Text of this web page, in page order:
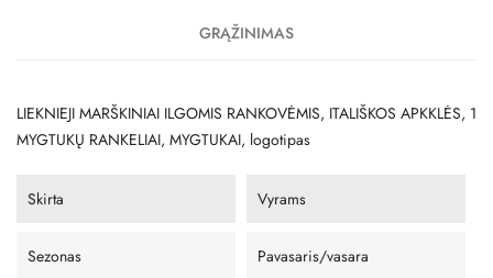
GRĄŽINIMAS
LIEKNIEJI MARŠKINIAI ILGOMIS RANKOVĖMIS, ITALIŠKOS APKKLĖS, 1
MYGTUKŲ RANKELIAI, MYGTUKAI, logotipas
Skirta Vyrams
Sezonas Pavasaris/vasara